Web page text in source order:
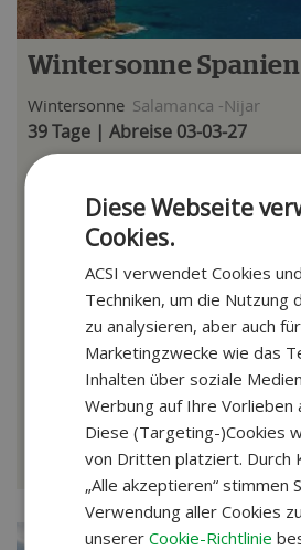
Wintersonne
Wintersonne Salamanca -Nijar
39 Tage | Abreise 03-03-27
Nationalpark Coto Doñana
Rabat, Casablanca & Fès
€ 2599
Reise ansehen
Zuzüglich 39 € pro Buchung
Diese Webseite
Cookies.
ACSI verwendet Cookies
Techniken, um die Nutzung
zu analysieren, aber auch für
Marketingzwecke wie das
Inhalten über soziale
Werbung auf Ihre Vorlieben
Diese (Targeting-)Cookies
von Dritten platziert. Durch
„Alle akzeptieren“ stimmen
Verwendung aller Cookies
unsererCookie-Richtlinie